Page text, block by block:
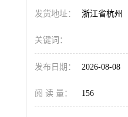
发货地址： 浙江省杭州
关键词：
发布日期： 2026-08-08
阅 读 量： 156